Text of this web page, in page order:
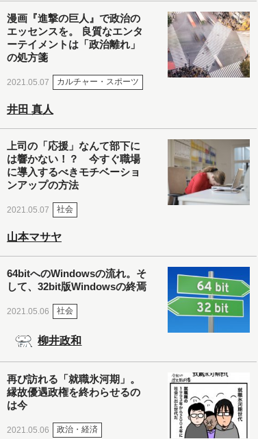
漫画『進撃の巨人』で政治の
エッセンスを。 良質なエンタ
ーテイメントは「政治離れ」
の処方箋
2021.05.07 カルチャー・スポーツ
井田 真人
上司の「応援」なんて部下に
は響かない！？ 今すぐ職場
に導入するべきモチベーショ
ンアップの方法
2021.05.07 社会
山本マサヤ
64bitへのWindowsの流れ。そ
して、32bit版Windowsの終焉
2021.05.06 社会
柳井政和
再び訪れる「就職氷河期」。
縁故優遇政権を終わらせるの
は今
2021.05.06 政治・経済